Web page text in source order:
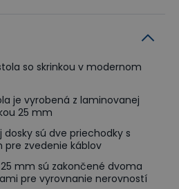
so skrinkou v modernom
je vyrobená z laminovanej
25 mm
sú dve priechodky s
zvedenie káblov
mm sú zakončené dvoma
pre vyrovnanie nerovností